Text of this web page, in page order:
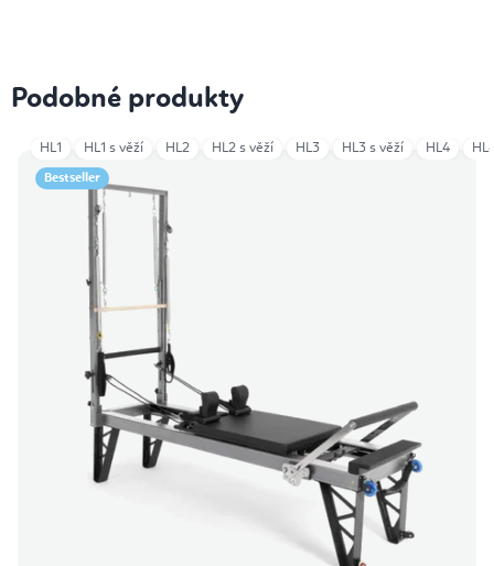
Podobné produkty
Bestseller
HL1 HL1 s věží HL2 HL2 s věží HL3 HL3 s věží HL4